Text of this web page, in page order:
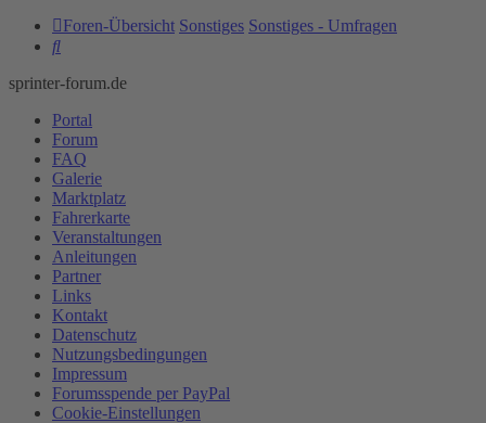
Foren-Übersicht Sonstiges Sonstiges - Umfragen
Suche
sprinter-forum.de
Portal
Forum
FAQ
Galerie
Marktplatz
Fahrerkarte
Veranstaltungen
Anleitungen
Partner
Links
Kontakt
Datenschutz
Nutzungsbedingungen
Impressum
Forumsspende per PayPal
Cookie-Einstellungen